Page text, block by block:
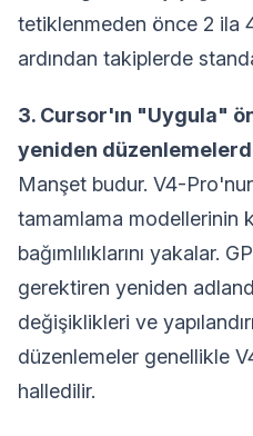
tetiklenmeden önce 2 ila
ardından takiplerde
3. Cursor'ın "Uygula"
yeniden
Manşet budur. V4-
tamamlama modellerinin
bağımlılıklarını yakalar.
gerektiren yeniden
değişiklikleri ve
düzenlemeler genellikle
halledilir.